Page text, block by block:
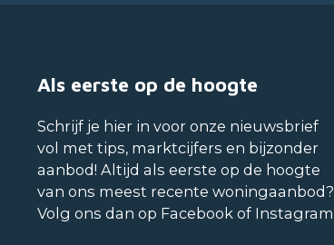
Als eerste op de hoogte
Schrijf je hier in voor onze nieuwsbrief
vol met tips, marktcijfers en bijzonder
aanbod! Altijd als eerste op de hoogte
van ons meest recente woningaanbod?
Volg ons dan op Facebook of Instagram